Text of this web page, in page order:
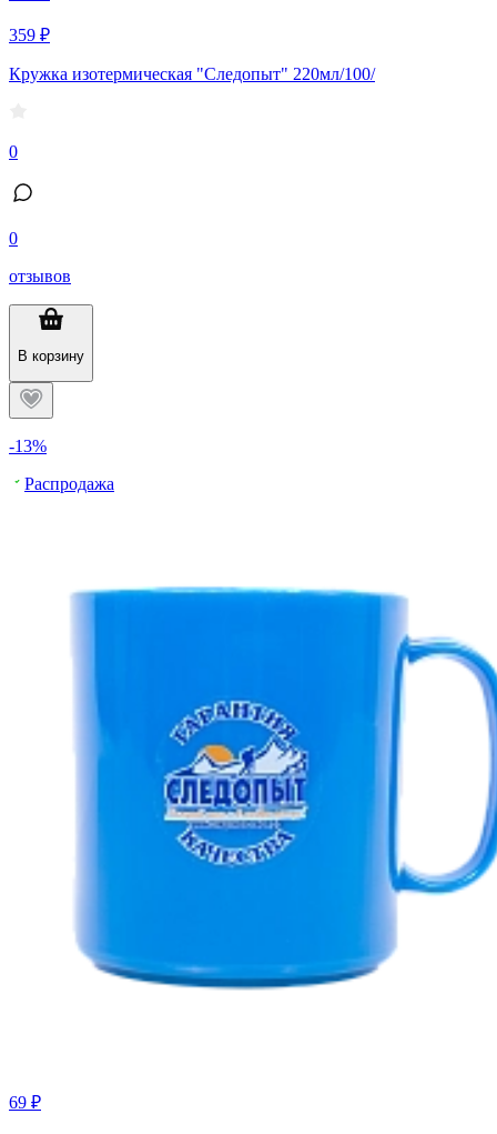
359 ₽
Кружка изотермическая "Следопыт" 220мл/100/
0
0
отзывов
В корзину
-13%
Распродажа
69 ₽